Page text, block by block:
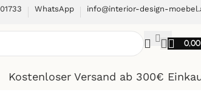
WhatsApp info@interior-design-
Kostenloser Versand ab 300€